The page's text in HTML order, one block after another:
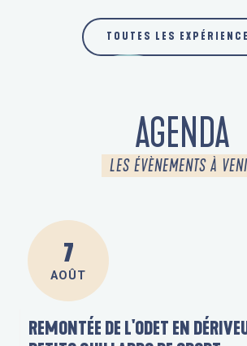
EN BORD DE MER
TOUTES LES
AGENDA
LES ÉVÈNEMENTS À
7
AOÛT
REMONTÉE DE L'ODET EN